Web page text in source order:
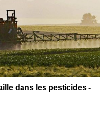
dans les pesticides -